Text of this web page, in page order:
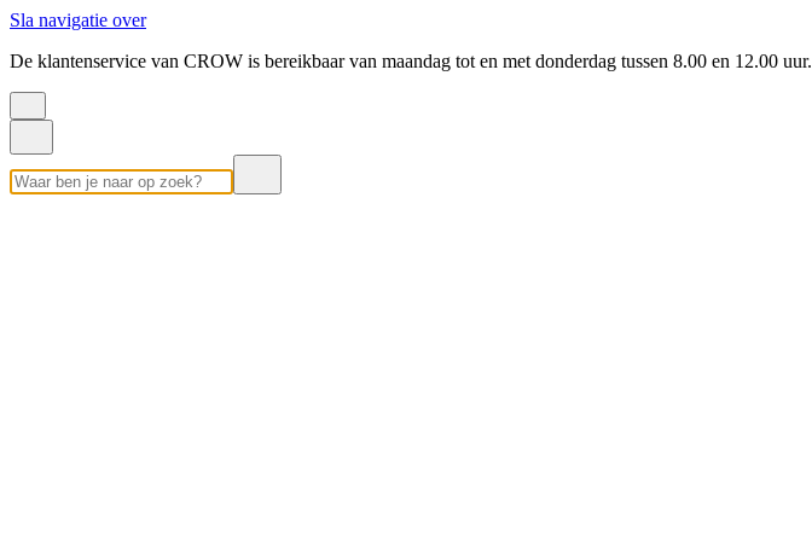
Sla navigatie over
De klantenservice van CROW is bereikbaar van maandag tot en met donderdag tussen 8.00 en 12.00 uur.